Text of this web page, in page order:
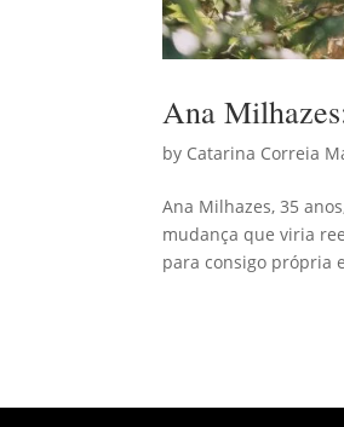
Ana
by Catarina Correia
Ana Milhazes, 35
mudança que viria
para consigo própria